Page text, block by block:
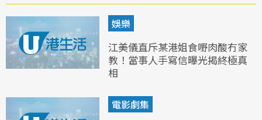
娛樂
江美儀直斥某港姐食嘢肉酸冇家
教！當事人手寫信曝光揭終極真
相
電影劇集